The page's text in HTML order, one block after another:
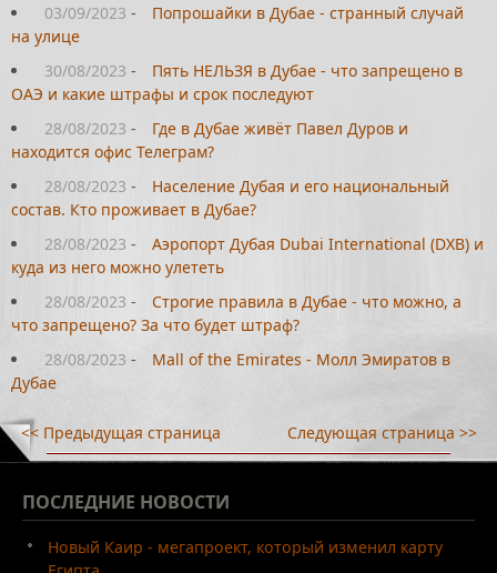
03/09/2023 -
Попрошайки в Дубае - странный случай
на улице
30/08/2023 -
Пять НЕЛЬЗЯ в Дубае - что запрещено в
ОАЭ и какие штрафы и срок последуют
28/08/2023 -
Где в Дубае живёт Павел Дуров и
находится офис Телеграм?
28/08/2023 -
Население Дубая и его национальный
состав. Кто проживает в Дубае?
28/08/2023 -
Аэропорт Дубая Dubai International (DXB) и
куда из него можно улететь
28/08/2023 -
Строгие правила в Дубае - что можно, а
что запрещено? За что будет штраф?
28/08/2023 -
Mall of the Emirates - Молл Эмиратов в
Дубае
<< Предыдущая страница Следующая страница >>
ПОСЛЕДНИЕ НОВОСТИ
Новый Каир - мегапроект, который изменил карту